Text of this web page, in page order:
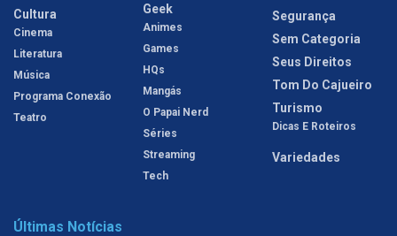
Cultura
Cinema
Literatura
Música
Programa Conexão
Teatro
Geek
Animes
Games
HQs
Mangás
O Papai Nerd
Séries
Streaming
Tech
Segurança
Sem Categoria
Seus Direitos
Tom Do Cajueiro
Turismo
Dicas E Roteiros
Variedades
Últimas Notícias